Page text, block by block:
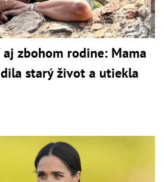
zbohom rodine: Mama
starý život a utiekla